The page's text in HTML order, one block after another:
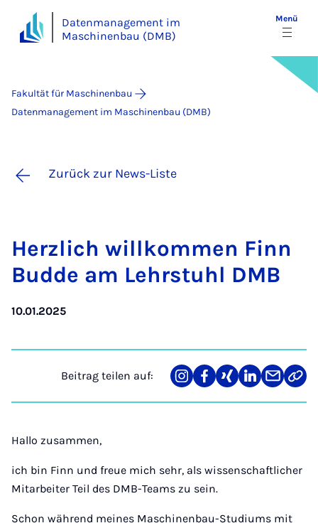
Datenmanagement im
Maschinenbau (DMB)
Menü
Fakultät für Maschinenbau
Datenmanagement im Maschinenbau (DMB)
Zurück zur News-Liste
Her­z­­lich will­­kom­­men Finn
Bud­de am Lehr­­stuhl DMB
10.01.2025
Beitrag teilen auf:
Teilen
auf
Teilen
auf
Teilen
auf
Teilen
auf
Teilen
über
Link
Hallo zusammen,
ich bin Finn und freue mich sehr, als wissenschaftlicher
Mitarbeiter Teil des DMB-Teams zu sein.
Schon während meines Maschinenbau-Studiums mit